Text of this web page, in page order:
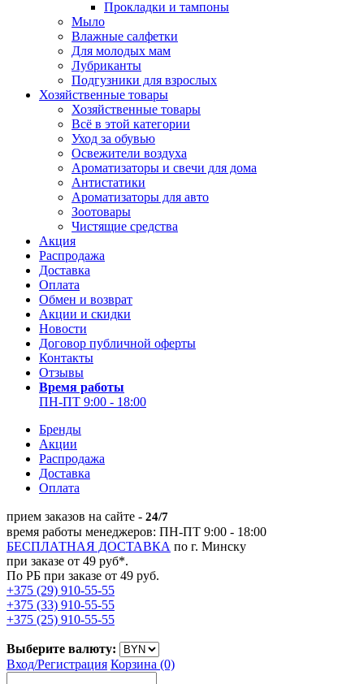
Прокладки и тампоны
Мыло
Влажные салфетки
Для молодых мам
Лубриканты
Подгузники для взрослых
Хозяйственные товары
Хозяйственные товары
Всё в этой категории
Уход за обувью
Освежители воздуха
Ароматизаторы и свечи для дома
Антистатики
Ароматизаторы для авто
Зоотовары
Чистящие средства
Акция
Распродажа
Доставка
Оплата
Обмен и возврат
Акции и скидки
Новости
Договор публичной оферты
Контакты
Отзывы
Время работы
ПН-ПТ 9:00 - 18:00
Бренды
Акции
Распродажа
Доставка
Оплата
прием заказов на сайте - 24/7
время работы менеджеров: ПН-ПТ 9:00 - 18:00
БЕСПЛАТНАЯ ДОСТАВКА по г. Минску
при заказе от 49 руб*.
По РБ при заказе от 49 руб.
+375 (29) 910-55-55
+375 (33) 910-55-55
+375 (25) 910-55-55
Выберите валюту:
Вход/Регистрация Корзина (0)